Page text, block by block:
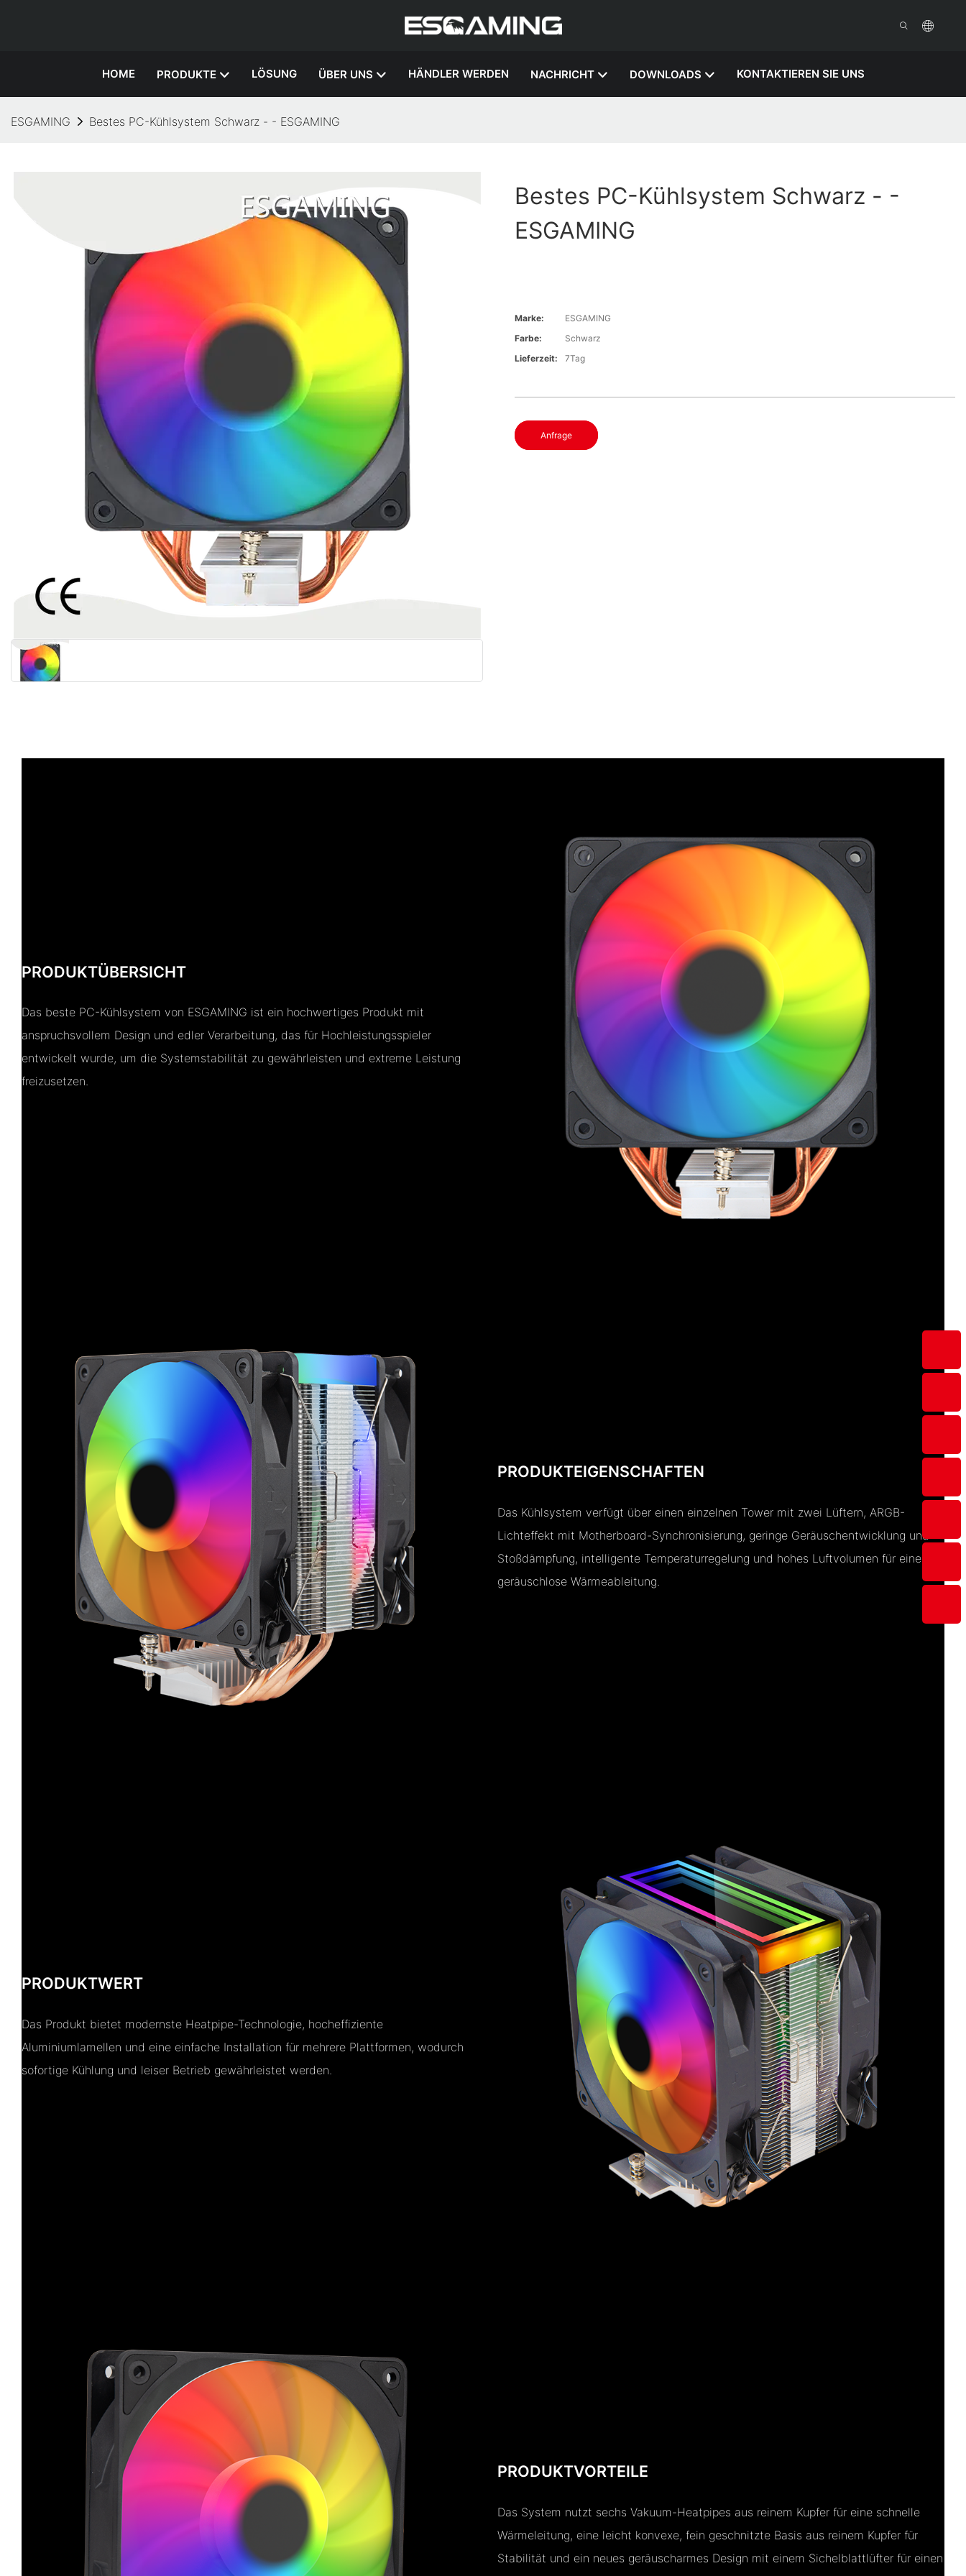
HOME PRODUKTE LÖSUNG ÜBER UNS HÄNDLER WERDEN NACHRICHT DOWNLOADS KONTAKTIEREN SIE UNS
ESGAMING Bestes PC-Kühlsystem Schwarz - - ESGAMING
Bestes PC-Kühlsystem Schwarz - -
ESGAMING
Marke:
ESGAMING
Farbe:
Schwarz
Lieferzeit:
7Tag
Anfrage
PRODUKTÜBERSICHT
Das beste PC-Kühlsystem von ESGAMING ist ein hochwertiges Produkt mit
anspruchsvollem Design und edler Verarbeitung, das für Hochleistungsspieler
entwickelt wurde, um die Systemstabilität zu gewährleisten und extreme Leistung
freizusetzen.
PRODUKTEIGENSCHAFTEN
Das Kühlsystem verfügt über einen einzelnen Tower mit zwei Lüftern, ARGB-
Lichteffekt mit Motherboard-Synchronisierung, geringe Geräuschentwicklung und
Stoßdämpfung, intelligente Temperaturregelung und hohes Luftvolumen für eine
geräuschlose Wärmeableitung.
PRODUKTWERT
Das Produkt bietet modernste Heatpipe-Technologie, hocheffiziente
Aluminiumlamellen und eine einfache Installation für mehrere Plattformen, wodurch
sofortige Kühlung und leiser Betrieb gewährleistet werden.
PRODUKTVORTEILE
Das System nutzt sechs Vakuum-Heatpipes aus reinem Kupfer für eine schnelle
Wärmeleitung, eine leicht konvexe, fein geschnitzte Basis aus reinem Kupfer für
Stabilität und ein neues geräuscharmes Design mit einem Sichelblattlüfter für einen